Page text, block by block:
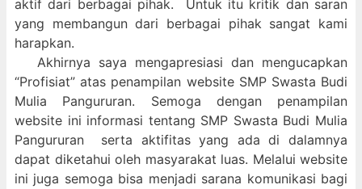
aktif dari berbagai pihak. Untuk itu kritik dan saran
yang membangun dari berbagai pihak sangat kami
harapkan.
Akhirnya saya mengapresiasi dan mengucapkan
“Profisiat” atas penampilan website SMP Swasta Budi
Mulia Pangururan. Semoga dengan penampilan
website ini informasi tentang SMP Swasta Budi Mulia
Pangururan serta aktifitas yang ada di dalamnya
dapat diketahui oleh masyarakat luas. Melalui website
ini juga semoga bisa menjadi sarana komunikasi bagi